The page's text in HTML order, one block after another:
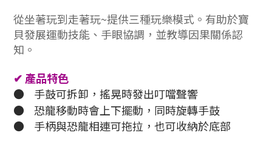
從坐著玩到走著玩~提供三種玩樂模式。有助於寶
貝發展運動技能、手眼協調，並教導因果關係認
知。
✔ 產品特色
●
手鼓可拆卸，搖晃時發出叮噹聲響
●
恐龍移動時會上下擺動，同時旋轉手鼓
●
手柄與恐龍相連可拖拉，也可收納於底部